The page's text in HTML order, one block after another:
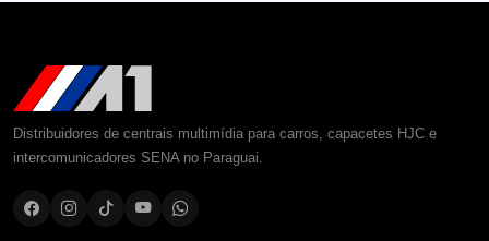
Distribuidores de centrais multimídia para carros, capacetes HJC e
intercomunicadores SENA no Paraguai.